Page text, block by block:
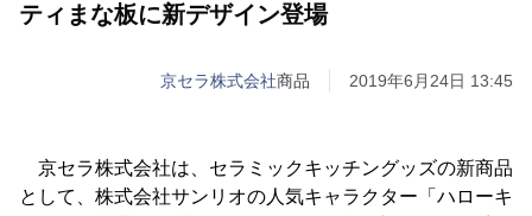
ティまな板に新デザイン登場
京セラ株式会社商品 2019年6月24日 13:45
京セラ株式会社は、セラミックキッチングッズの新商品
として、株式会社サンリオの人気キャラクター「ハローキ